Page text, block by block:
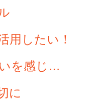
用したい！
を感じ…
に